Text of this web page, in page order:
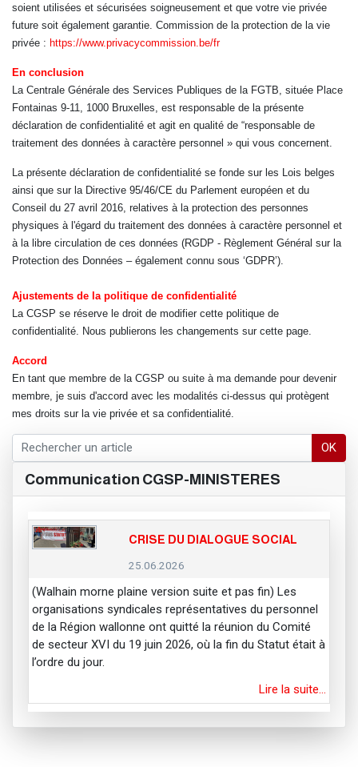
soient utilisées et sécurisées soigneusement et que votre vie privée
future soit également garantie. Commission de la protection de la vie
privée : https://www.privacycommission.be/fr
En conclusion
La Centrale Générale des Services Publiques de la FGTB, située Place
Fontainas 9-11, 1000 Bruxelles, est responsable de la présente
déclaration de confidentialité et agit en qualité de “responsable de
traitement des données à caractère personnel » qui vous concernent.
La présente déclaration de confidentialité se fonde sur les Lois belges
ainsi que sur la Directive 95/46/CE du Parlement européen et du
Conseil du 27 avril 2016, relatives à la protection des personnes
physiques à l'égard du traitement des données à caractère personnel et
à la libre circulation de ces données (RGDP - Règlement Général sur la
Protection des Données – également connu sous ‘GDPR’).
Ajustements de la politique de confidentialité
La CGSP se réserve le droit de modifier cette politique de
confidentialité. Nous publierons les changements sur cette page.
Accord
En tant que membre de la CGSP ou suite à ma demande pour devenir
membre, je suis d'accord avec les modalités ci-dessus qui protègent
mes droits sur la vie privée et sa confidentialité.
OK
Communication CGSP-MINISTERES
CRISE DU DIALOGUE SOCIAL
25.06.2026
(Walhain morne plaine version suite et pas fin) Les
organisations syndicales représentatives du personnel
de la Région wallonne ont quitté la réunion du Comité
de secteur XVI du 19 juin 2026, où la fin du Statut était à
l’ordre du jour.
Lire la suite…